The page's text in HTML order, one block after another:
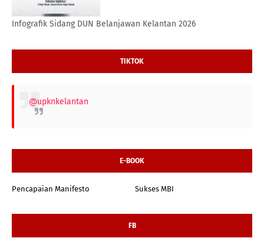
Infografik Sidang DUN Belanjawan Kelantan 2026
TIKTOK
@upknkelantan
E-BOOK
Pencapaian Manifesto Sukses MBI
FB